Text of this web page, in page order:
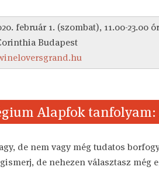
február 1. (szombat), 11.00-23.00
Budapest
Alapfok tanfolyam:
de nem vagy még tudatos
de nehezen választasz még